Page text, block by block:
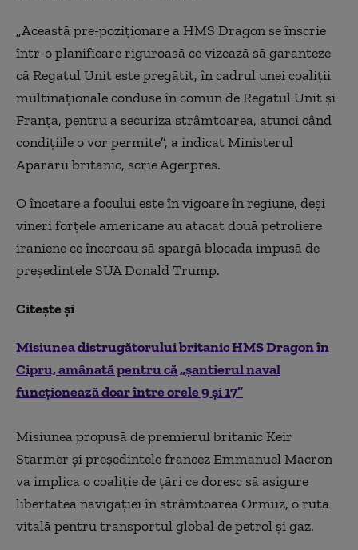
„Această pre-poziţionare a HMS Dragon se înscrie
într-o planificare riguroasă ce vizează să garanteze
că Regatul Unit este pregătit, în cadrul unei coaliţii
multinaţionale conduse în comun de Regatul Unit şi
Franţa, pentru a securiza strâmtoarea, atunci când
condiţiile o vor permite”, a indicat Ministerul
Apărării britanic, scrie Agerpres.
O încetare a focului este în vigoare în regiune, deşi
vineri forţele americane au atacat două petroliere
iraniene ce încercau să spargă blocada impusă de
preşedintele SUA Donald Trump.
Citește și
Misiunea distrugătorului britanic HMS Dragon în
Cipru, amânată pentru că „șantierul naval
funcționează doar între orele 9 și 17”
Misiunea propusă de premierul britanic Keir
Starmer şi preşedintele francez Emmanuel Macron
va implica o coaliţie de ţări ce doresc să asigure
libertatea navigaţiei în strâmtoarea Ormuz, o rută
vitală pentru transportul global de petrol şi gaz.